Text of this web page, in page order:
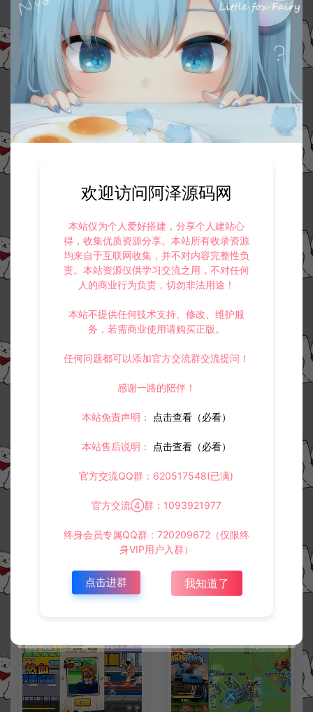
收藏 (0) 打赏 点赞 (
©版权免责声明
1.本站资源售价只是赞助，收取费用仅维持本站的日常运营所需。
将会第一时间解决！
业用途，请大家不要用于商用！
侵权联系邮箱：32838727@qq.com
阿泽源码网 小游戏H5
三网H5模拟经营游戏【我要开镖局H5】
3月最新整理Linux手工服务端+Win一键服务端+解压即玩+详细搭建教程
https://www.lyzwlkj.vip/57644/syzy/xyxh5/
默认解压密码：www.lyzwlkj.vip
三网H5射击游戏【末日大逃亡H5】3月最新整理Linux手工服务端+Win一键服务端+解压即玩+简易安卓客户端+详细搭建教程
常见问题
欢迎访问阿泽源码网
本站仅为个人爱好搭建，分享个人建站心
得，收集优质资源分享。本站所有收录资源
均来自于互联网收集，并不对内容完整性负
责。本站资源仅供学习交流之用，不对任何
人的商业行为负责，切勿非法用途！
本站不提供任何技术支持、修改、维护服
务，若需商业使用请购买正版。
任何问题都可以添加官方交流群交流提问！
感谢一路的陪伴！
本站免责声明： 点击查看（必看）
本站售后说明： 点击查看（必看）
官方交流QQ群：620517548(已满)
官方交流④群：1093921977
终身会员专属QQ群：720209672（仅限终
身VIP用户入群）
点击进群 我知道了